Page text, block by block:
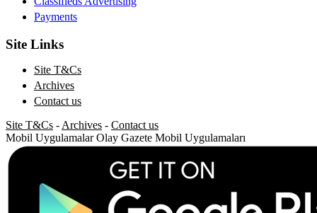
Payments
Site Links
Site T&Cs
Archives
Contact us
Site T&Cs - Archives - Contact us
Mobil Uygulamalar Olay Gazete Mobil Uygulamaları